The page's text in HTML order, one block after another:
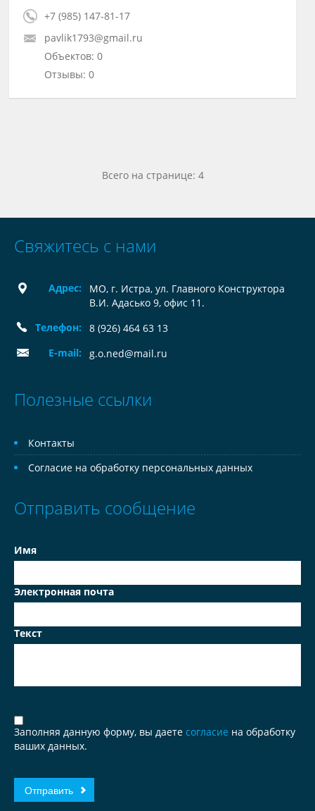
+7 (985) 147-81-17
pavlik1793@gmail.ru
Объектов: 0
Отзывы: 0
Всего на странице: 4
Свяжитесь с нами
Адрес:
МО, г. Истра, ул. Главного Конструктора
В.И. Адасько 9, офис 11.
Телефон:
8 (926) 464 63 13
E-mail:
g.o.ned@mail.ru
Полезные ссылки
Контакты
Согласие на обработку персональных данных
Отправить сообщение
Имя
Электронная почта
Текст
Заполняя данную форму, вы даете согласие на обработку
ваших данных.